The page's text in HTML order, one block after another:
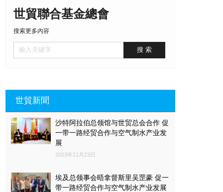
世貿聯合基金總會
搜索更多內容
世貿新聞
沙特阿拉伯总领馆与世贸总会合作 促
一带一路经贸合作与空气制水产业发
展
2023年11月23日
埃及总领事会晤拿督斯里吴罡豪 促一
带一路经贸合作与空气制水产业发展